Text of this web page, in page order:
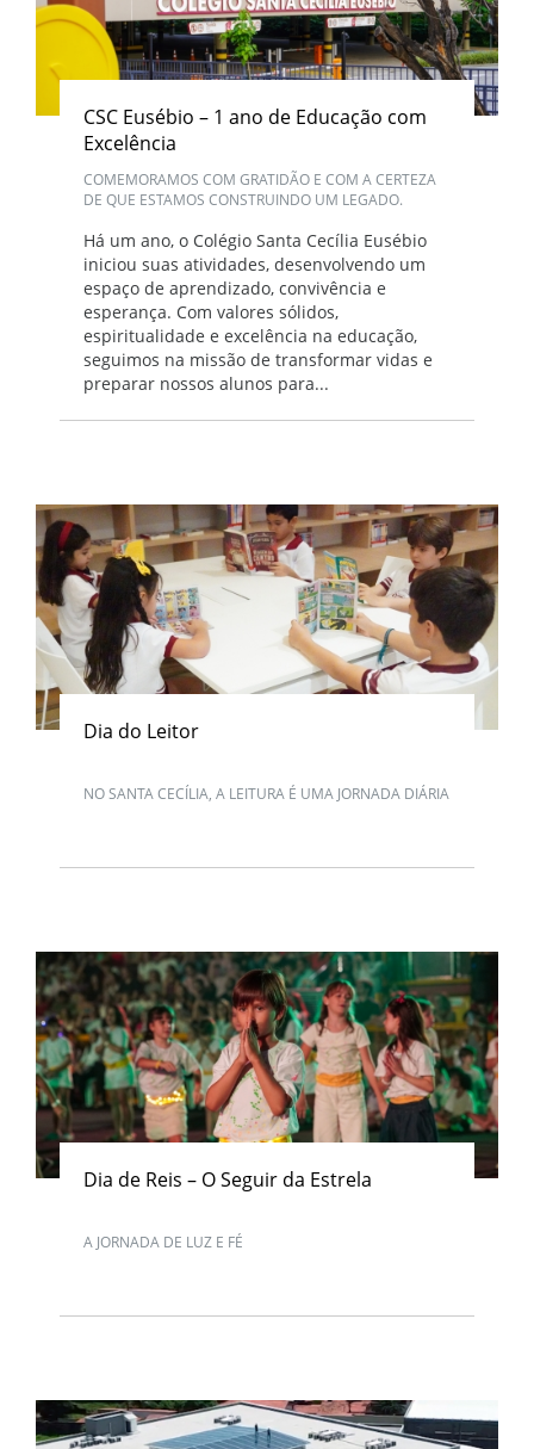
CSC Eusébio – 1 ano de Educação com
Excelência
COMEMORAMOS COM GRATIDÃO E COM A CERTEZA
DE QUE ESTAMOS CONSTRUINDO UM LEGADO.
Há um ano, o Colégio Santa Cecília Eusébio
iniciou suas atividades, desenvolvendo um
espaço de aprendizado, convivência e
esperança. Com valores sólidos,
espiritualidade e excelência na educação,
seguimos na missão de transformar vidas e
preparar nossos alunos para...
Dia do Leitor
NO SANTA CECÍLIA, A LEITURA É UMA JORNADA DIÁRIA
Dia de Reis – O Seguir da Estrela
A JORNADA DE LUZ E FÉ